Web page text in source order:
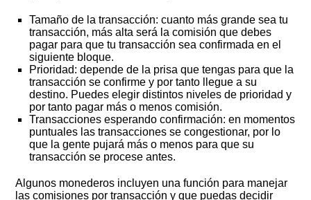
Tamaño de la transacción: cuanto más grande sea tu
transacción, más alta será la comisión que debes
pagar para que tu transacción sea confirmada en el
siguiente bloque.
Prioridad: depende de la prisa que tengas para que la
transacción se confirme y por tanto llegue a su
destino. Puedes elegir distintos niveles de prioridad y
por tanto pagar más o menos comisión.
Transacciones esperando confirmación: en momentos
puntuales las transacciones se congestionar, por lo
que la gente pujará más o menos para que su
transacción se procese antes.
Algunos monederos incluyen una función para manejar
las comisiones por transacción y que puedas decidir